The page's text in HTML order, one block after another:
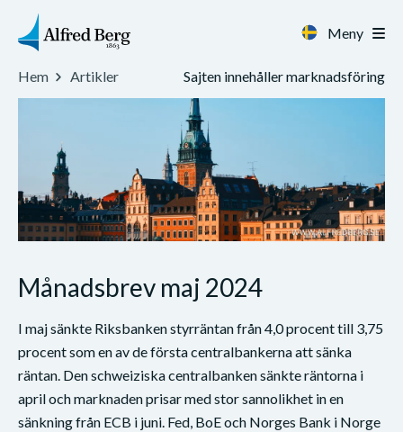
Meny
Sajten innehåller marknadsföring
Hem Artikler
Månadsbrev maj 2024
I maj sänkte Riksbanken styrräntan från 4,0 procent till 3,75
procent som en av de första centralbankerna att sänka
räntan. Den schweiziska centralbanken sänkte räntorna i
april och marknaden prisar med stor sannolikhet in en
sänkning från ECB i juni. Fed, BoE och Norges Bank i Norge